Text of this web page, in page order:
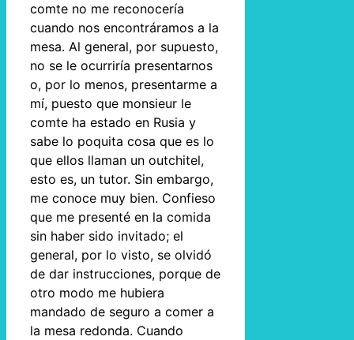
comte no me reconocería
cuando nos encontráramos a la
mesa. Al general, por supuesto,
no se le ocurriría presentarnos
o, por lo menos, presentarme a
mí, puesto que monsieur le
comte ha estado en Rusia y
sabe lo poquita cosa que es lo
que ellos llaman un outchitel,
esto es, un tutor. Sin embargo,
me conoce muy bien. Confieso
que me presenté en la comida
sin haber sido invitado; el
general, por lo visto, se olvidó
de dar instrucciones, porque de
otro modo me hubiera
mandado de seguro a comer a
la mesa redonda. Cuando